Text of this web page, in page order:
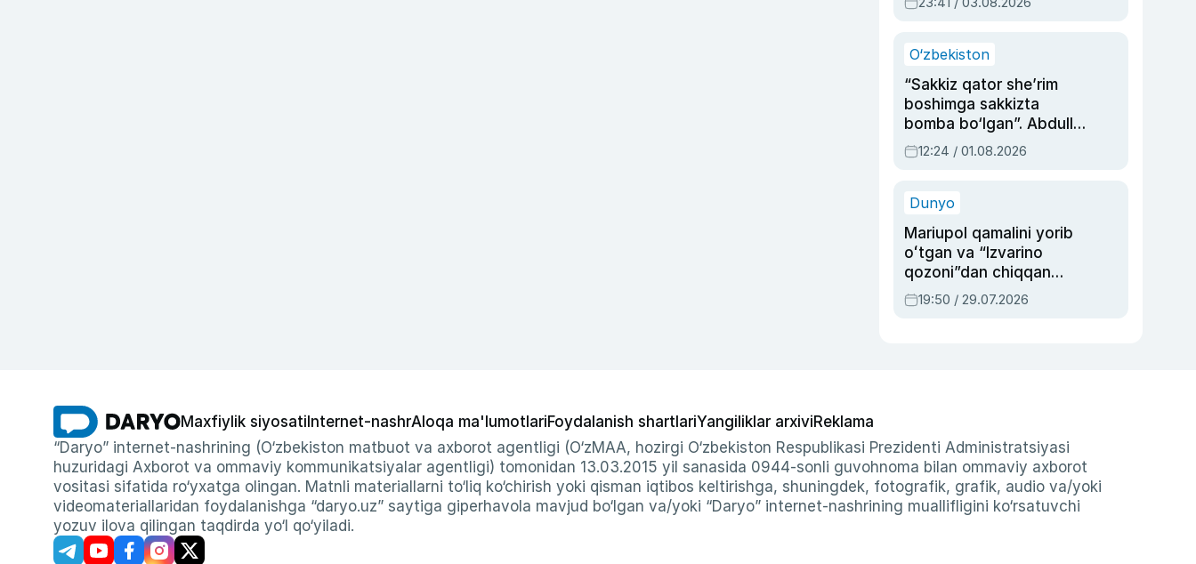
O‘zbekiston
“Sakkiz qator she’rim
boshimga sakkizta
bomba bo‘lgan”. Abdulla
Oripovni siyosiy
ayblovlardan asrab
12:24 / 01.08.2026
Dunyo
Mariupol qamalini yorib
oʻtgan va “Izvarino
qozoni”dan chiqqan
qahramon — Ukraina
armiyasi bosh
19:50 / 29.07.2026
Maxfiylik siyosati Internet-nashrAloqa ma'lumotlariFoydalanish shartlariYangiliklar arxiviReklama
“Daryo” internet-nashrining (O‘zbekiston matbuot va axborot agentligi (O‘zMAA, hozirgi O‘zbekiston Respublikasi Prezidenti Administratsiyasi
huzuridagi Axborot va ommaviy kommunikatsiyalar agentligi) tomonidan 13.03.2015 yil sanasida 0944-sonli guvohnoma bilan ommaviy axborot
vositasi sifatida ro‘yxatga olingan. Matnli materiallarni to‘liq ko‘chirish yoki qisman iqtibos keltirishga, shuningdek, fotografik, grafik, audio va/yoki
videomateriallaridan foydalanishga “daryo.uz” saytiga giperhavola mavjud bo‘lgan va/yoki “Daryo” internet-nashrining muallifligini ko‘rsatuvchi
yozuv ilova qilingan taqdirda yo‘l qo‘yiladi.